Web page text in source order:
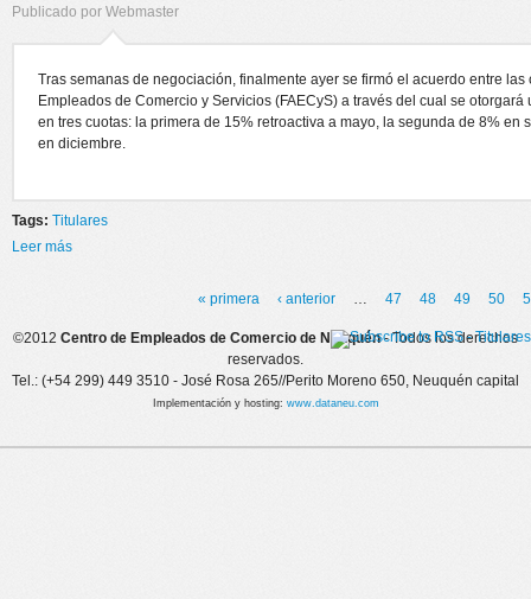
Publicado por Webmaster
Tras semanas de negociación, finalmente ayer se firmó el acuerdo entre
Empleados de Comercio y Servicios (FAECyS) a través del cual se
en tres cuotas: la primera de 15% retroactiva a mayo, la segunda de 8% en
en diciembre.
Tags: Titulares
Leer más
« primera ‹ anterior … 47 48 49 50
©2012 Centro de Empleados de Comercio de Neuquén- Todos los derechos
reservados.
Tel.: (+54 299) 449 3510 - José Rosa 265//Perito Moreno 650, Neuquén capital
Implementación y hosting: www.dataneu.com